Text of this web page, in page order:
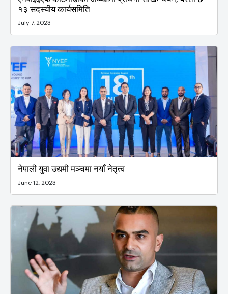
१३ सदस्यीय कार्यसमिति
July 7, 2023
नेपाली युवा उद्यमी मञ्चमा नयाँ नेतृत्व
June 12, 2023